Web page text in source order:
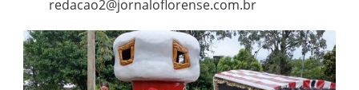
redacao2@jornaloflorense.com.br